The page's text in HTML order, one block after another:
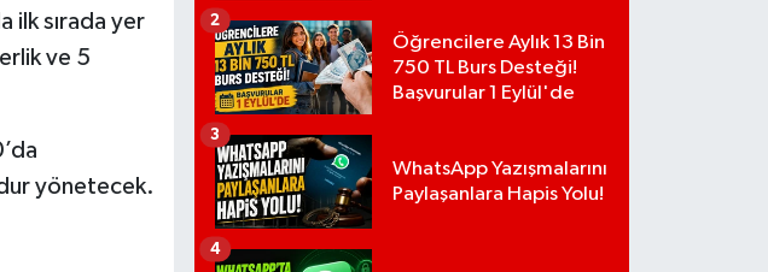
ilk sırada yer
ve 5
yönetecek.
Öğrencilere Aylık 13 Bin
750 TL Burs Desteği!
Başvurular 1 Eylül'de
2
WhatsApp Yazışmalarını
Paylaşanlara Hapis Yolu!
3
4